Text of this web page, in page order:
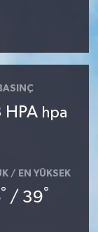
HPA hpa
/ EN YÜKSEK
° / 39°